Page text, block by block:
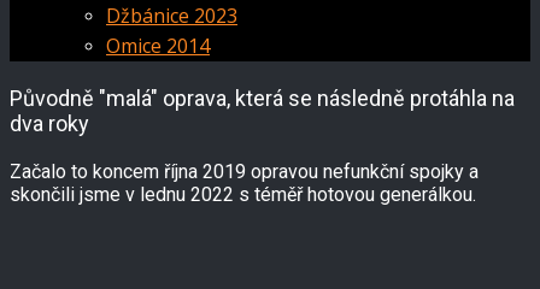
Džbánice 2023
Omice 2014
Původně "malá" oprava, která se následně protáhla na
dva roky
Začalo to koncem října 2019 opravou nefunkční spojky a
skončili jsme v lednu 2022 s téměř hotovou generálkou.